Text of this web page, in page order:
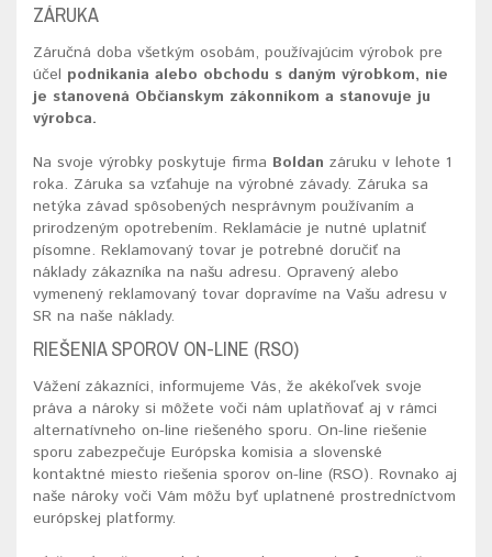
ZÁRUKA
Záručná doba všetkým osobám, používajúcim výrobok pre
účel podnikania alebo obchodu s daným výrobkom, nie
je stanovená Občianskym zákonníkom a stanovuje ju
výrobca.
Na svoje výrobky poskytuje firma Boldan záruku v lehote 1
roka. Záruka sa vzťahuje na výrobné závady. Záruka sa
netýka závad spôsobených nesprávnym používaním a
prirodzeným opotrebením. Reklamácie je nutné uplatniť
písomne. Reklamovaný tovar je potrebné doručiť na
náklady zákazníka na našu adresu. Opravený alebo
vymenený reklamovaný tovar dopravíme na Vašu adresu v
SR na naše náklady.
RIEŠENIA SPOROV ON-LINE (RSO)
Vážení zákazníci, informujeme Vás, že akékoľvek svoje
práva a nároky si môžete voči nám uplatňovať aj v rámci
alternatívneho on-line riešeného sporu. On-line riešenie
sporu zabezpečuje Európska komisia a slovenské
kontaktné miesto riešenia sporov on-line (RSO). Rovnako aj
naše nároky voči Vám môžu byť uplatnené prostredníctvom
európskej platformy.